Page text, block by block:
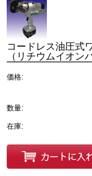
コードレス油圧式
（リチウムイオン
価格:
数量:
在庫: